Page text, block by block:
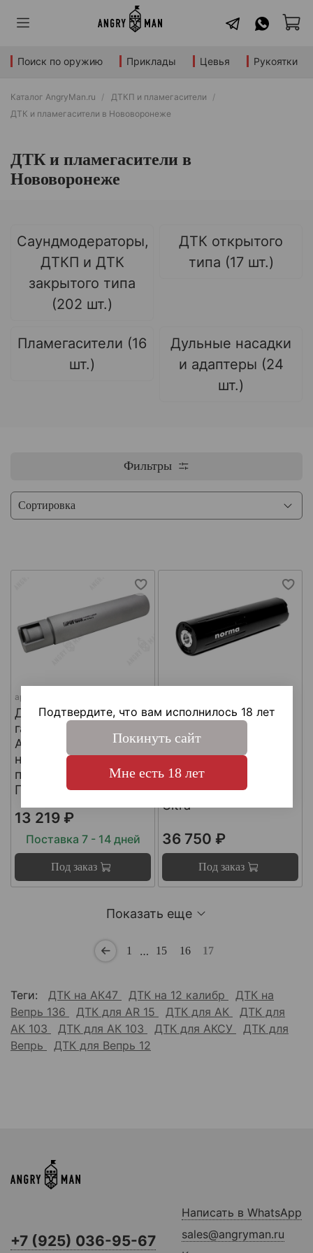
Поиск по оружию Приклады Цевья Рукоятки
Каталог AngryMan.ru
ДТКП и пламегасители
ДТК и пламегасители в Нововоронеже
ДТК и пламегасители в
Нововоронеже
Саундмодераторы,
ДТКП и ДТК
закрытого типа
(202 шт.)
ДТК открытого
типа (17 шт.)
Пламегасители (16
шт.)
Дульные насадки
и адаптеры (24
шт.)
Фильтры
арт.
ДТКП
газоразгруженный на
АК12 G3 (с
несъемным
пламегасителем) ,
Пафган / PufGun
13 219 ₽
Поставка 7 - 14 дней
Под заказ
ДТКП
газоразгруженный
"NORMA" на
импортные
карабины, калибр
30-06, Matilda MG
Ultra
36 750 ₽
Под заказ
Показать еще
1 … 15 16 17
Теги: ДТК на АК47 ДТК на 12 калибр
ДТК на
Вепрь 136
ДТК для AR 15 ДТК для АК
ДТК для
АК 103
ДТК для АК 103 ДТК для АКСУ
ДТК для
Вепрь
ДТК для Вепрь 12
+7 (925) 036-95-67
Написать в WhatsApp
sales@angryman.ru
Подтвердите, что вам исполнилось 18 лет
Покинуть сайт
Мне есть 18 лет